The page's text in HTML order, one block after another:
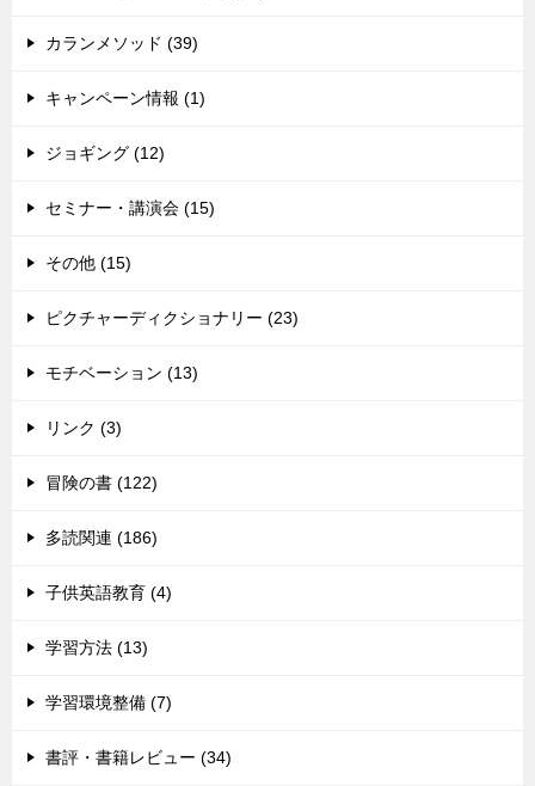
カランメソッド (39)
キャンペーン情報 (1)
ジョギング (12)
セミナー・講演会 (15)
その他 (15)
ピクチャーディクショナリー (23)
モチベーション (13)
リンク (3)
冒険の書 (122)
多読関連 (186)
子供英語教育 (4)
学習方法 (13)
学習環境整備 (7)
書評・書籍レビュー (34)